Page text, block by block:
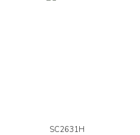
SC2631H